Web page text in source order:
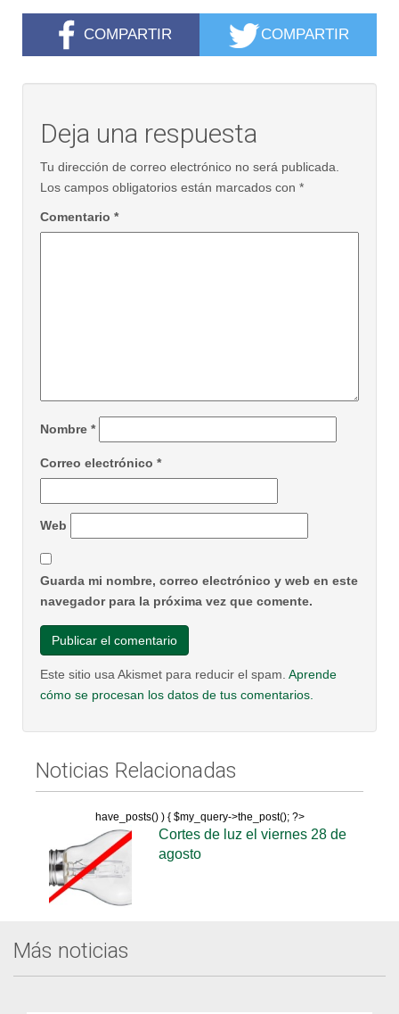
COMPARTIR COMPARTIR
Deja una respuesta
Tu dirección de correo electrónico no será publicada.
Los campos obligatorios están marcados con *
Comentario *
Nombre *
Correo electrónico *
Web
Guarda mi nombre, correo electrónico y web en este
navegador para la próxima vez que comente.
Este sitio usa Akismet para reducir el spam. Aprende
cómo se procesan los datos de tus comentarios.
Noticias Relacionadas
have_posts() ) { $my_query->the_post(); ?>
Cortes de luz el viernes 28 de
agosto
Más noticias